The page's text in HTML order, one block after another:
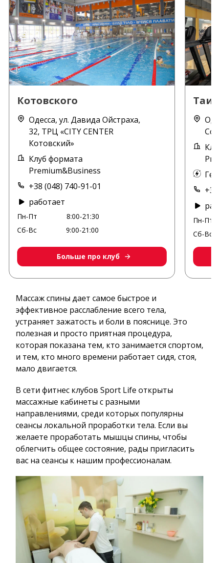
Котовского
Одесса, ул. Давида Ойстраха,
32, ТРЦ «CITY CENTER
Котовский»
Клуб формата
Premium&Business
+38 (048) 740-91-01
работает
Пн-Пт
8:00-21:30
Сб-Вс
9:00-21:00
Больше про клуб
Пн-Пт
Сб-Вс
Массаж спины дает самое быстрое и
эффективное расслабление всего тела,
устраняет зажатость и боли в пояснице. Это
полезная и просто приятная процедура,
которая показана тем, кто занимается спортом,
и тем, кто много времени работает сидя, стоя,
мало двигается.
В сети фитнес клубов Sport Life открыты
массажные кабинеты с разными
направлениями, среди которых популярны
сеансы локальной проработки тела. Если вы
желаете проработать мышцы спины, чтобы
облегчить общее состояние, рады пригласить
вас на сеансы к нашим профессионалам.